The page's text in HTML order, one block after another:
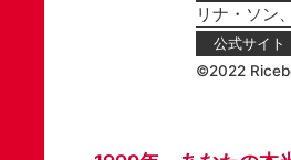
リナ・ソン
公式サイト
©2022